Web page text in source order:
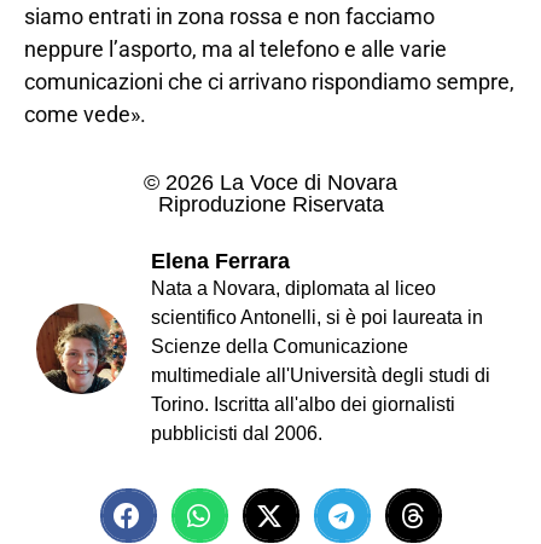
siamo entrati in zona rossa e non facciamo
neppure l’asporto, ma al telefono e alle varie
comunicazioni che ci arrivano rispondiamo sempre,
come vede».
© 2026 La Voce di Novara
Riproduzione Riservata
Elena Ferrara
Nata a Novara, diplomata al liceo
scientifico Antonelli, si è poi laureata in
Scienze della Comunicazione
multimediale all'Università degli studi di
Torino. Iscritta all'albo dei giornalisti
pubblicisti dal 2006.